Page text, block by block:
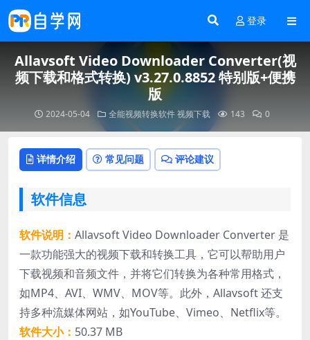
登录
Allavsoft Video Downloader Converter(视
频下载和格式转换) v3.27.0.8852 特别版+便携
版
2024-05-04 全能视频转换软件视频下载 143 0
详情介绍 常见问题 评论建议
软件信息
软件说明： Allavsoft Video Downloader Converter 是
一款功能强大的视频下载和转换工具，它可以帮助用户
下载视频和音频文件，并将它们转换为各种常用格式，
如MP4、AVI、WMV、MOV等。此外，Allavsoft 还支
持多种流媒体网站，如YouTube、Vimeo、Netflix等。
软件大小： 50.37 MB